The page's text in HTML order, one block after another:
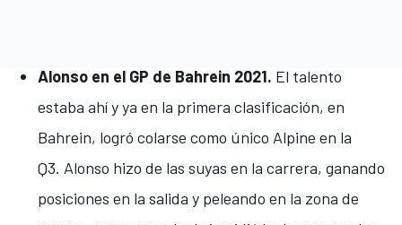
Alonso en el GP de Bahrein 2021. El talento
estaba ahí y ya en la primera clasificación, en
Bahrein, logró colarse como único Alpine en la
Q3. Alonso hizo de las suyas en la carrera, ganando
posiciones en la salida y peleando en la zona de